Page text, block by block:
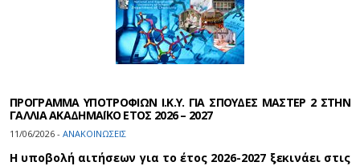
ΠΡΟΓΡΑΜΜΑ ΥΠΟΤΡΟΦΙΩΝ Ι.Κ.Υ. ΓΙΑ ΣΠΟΥΔΕΣ ΜΑΣΤΕΡ 2 ΣΤΗΝ
ΓΑΛΛΙΑ ΑΚΑΔΗΜΑΪΚΟ ΕΤΟΣ 2026 – 2027
11/06/2026 - ΑΝΑΚΟΙΝΩΣΕΙΣ
Η υποβολή αιτήσεων για το έτος 2026-2027 ξεκινάει στις